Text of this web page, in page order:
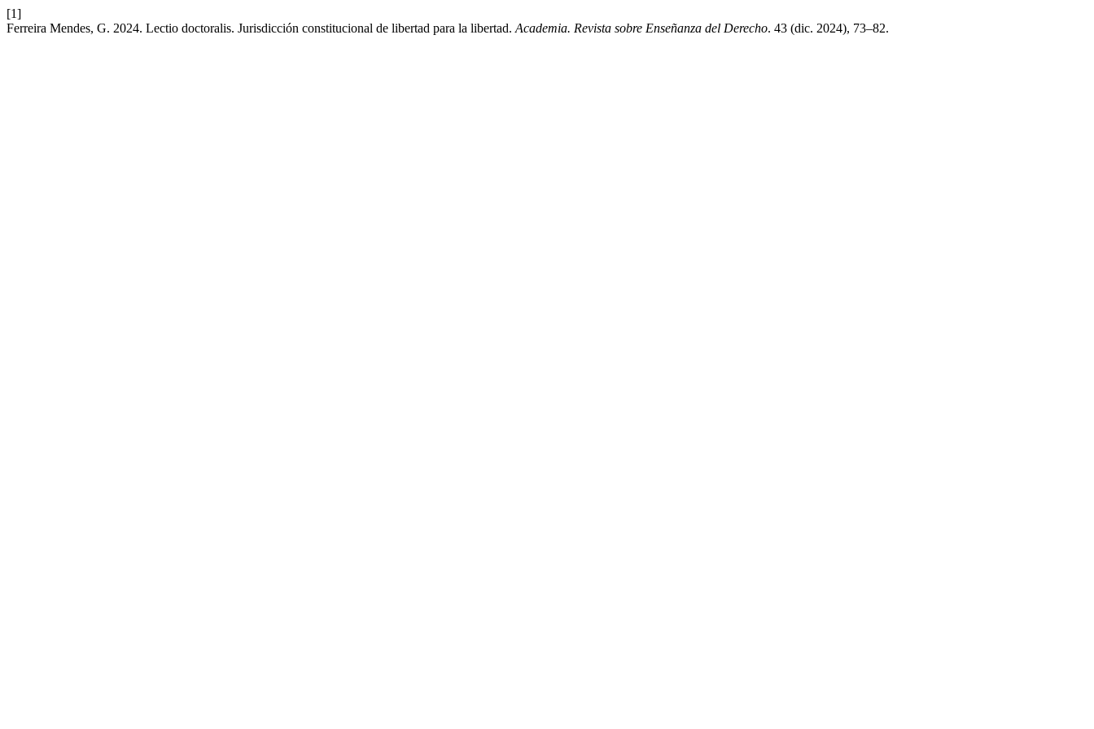
[1]
Ferreira Mendes, G. 2024. Lectio doctoralis. Jurisdicción constitucional de libertad para la libertad. Academia. Revista sobre Enseñanza del Derecho. 43 (dic. 2024), 73–82.